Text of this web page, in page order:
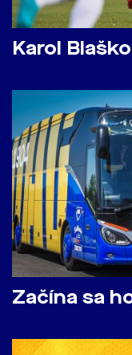
Karol
Začína sa